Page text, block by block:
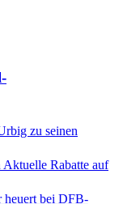
zu seinen
Aktuelle Rabatte auf
heuert bei DFB-